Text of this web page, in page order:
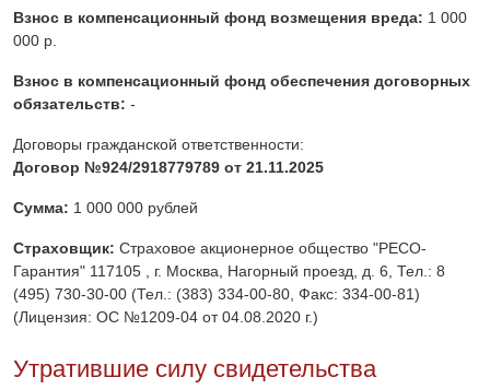
Взнос в компенсационный фонд возмещения вреда: 1 000
000 р.
Взнос в компенсационный фонд обеспечения договорных
обязательств: -
Договоры гражданской ответственности:
Договор №924/2918779789 от 21.11.2025
Сумма: 1 000 000 рублей
Страховщик: Страховое акционерное общество "РЕСО-
Гарантия" 117105 , г. Москва, Нагорный проезд, д. 6, Тел.: 8
(495) 730-30-00 (Тел.: (383) 334-00-80, Факс: 334-00-81)
(Лицензия: ОС №1209-04 от 04.08.2020 г.)
Утратившие силу свидетельства